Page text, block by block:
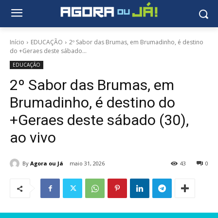
Início EDUCAÇÃO
2º Sabor das Brumas, em Brumadinho, é destino
do +Geraes deste sábado...
EDUCAÇÃO
2º Sabor das Brumas, em
Brumadinho, é destino do
+Geraes deste sábado (30),
ao vivo
By Agora ou Já maio 31, 2026 0
43